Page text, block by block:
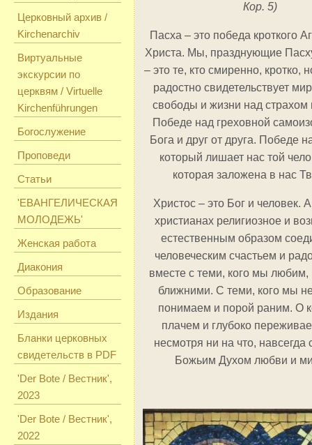
Церковный архив /
Kirchenarchiv
Виртуальные
экскурсии по
церквям / Virtuelle
Kirchenführungen
Богослужение
Проповеди
Статьи
'ЕВАНГЕЛИЧЕСКАЯ
МОЛОДЕЖЬ'
Женская работа
Диакония
Образование
Издания
Бланки церковных
свидетельств в PDF
'Der Bote / Вестник',
2023
'Der Bote / Вестник',
2022
Кор. 5)
Пасха – это победа кроткого
Христа. Мы, празднующие
– это те, кто смиренно, кротко,
радостно свидетельствует
свободы и жизни над страхом
Победе над греховной
Бога и друг от друга. Победе
который лишает нас той
которая заложена в нас
Христос – это Бог и человек.
христианах религиозное и
естественным образом
человеческим счастьем и
вместе с теми, кого мы любим,
ближними. С теми, кого мы
понимаем и порой раним. О
плачем и глубоко
несмотря ни на что, навсегда
Божьим Духом любви и